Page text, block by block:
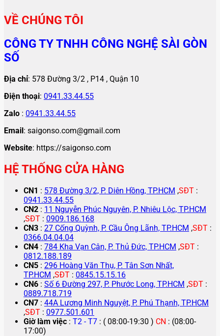
VỀ CHÚNG TÔI
CÔNG TY TNHH CÔNG NGHỆ SÀI GÒN
SỐ
Địa chỉ: 578 Đường 3/2 , P14 , Quận 10
Điện thoại: 0941.33.44.55
Zalo : 0941.33.44.55
Email: saigonso.com@gmail.com
Website: https://saigonso.com
HỆ THỐNG CỬA HÀNG
CN1 : 578 Đường 3/2, P. Diên Hồng, TP.HCM ,SĐT :
0941.33.44.55
CN2 : 11 Nguyễn Phúc Nguyên, P. Nhiêu Lộc, TP.HCM
,SĐT : 0909.186.168
CN3 : 27 Cống Quỳnh, P. Cầu Ông Lãnh, TP.HCM ,SĐT :
0366.04.04.04
CN4 : 784 Kha Vạn Cân, P. Thủ Đức, TP.HCM ,SĐT :
0812.188.189
CN5 : 296 Hoàng Văn Thụ, P. Tân Sơn Nhất,
TP.HCM ,SĐT : 0845.15.15.16
CN6 : Số 6 Đường 297, P. Phước Long, TP.HCM ,SĐT :
0889.718.719
CN7 : 44A Lương Minh Nguyệt, P. Phú Thạnh, TP.HCM
,SĐT : 0977.501.601
Giờ làm việc : T2 - T7 : ( 08:00-19:30 ) CN : (08:00-
17:00)